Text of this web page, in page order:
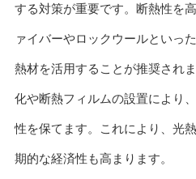
する対策が重要です。断熱性を
ァイバーやロックウールといっ
熱材を活用することが推奨され
化や断熱フィルムの設置により
性を保てます。これにより、光
期的な経済性も高まります。